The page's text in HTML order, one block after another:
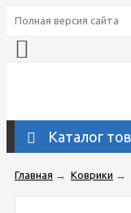
Полная версия сайта
Каталог
Главная → Коврики →